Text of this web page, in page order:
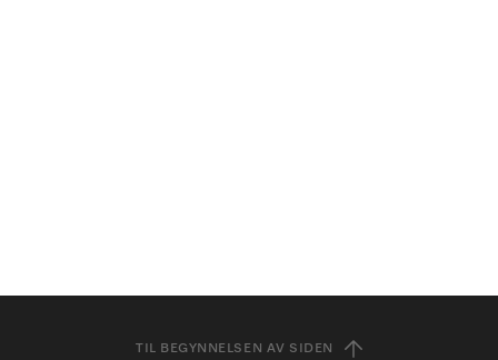
TIL BEGYNNELSEN AV SIDEN